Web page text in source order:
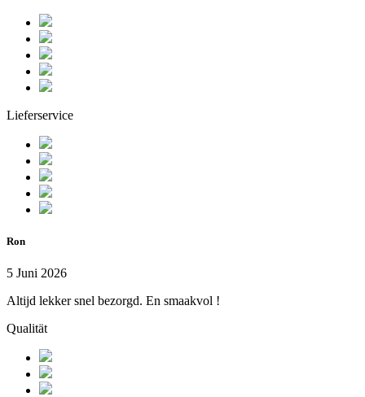
Lieferservice
Ron
5 Juni 2026
Altijd lekker snel bezorgd. En smaakvol !
Qualität